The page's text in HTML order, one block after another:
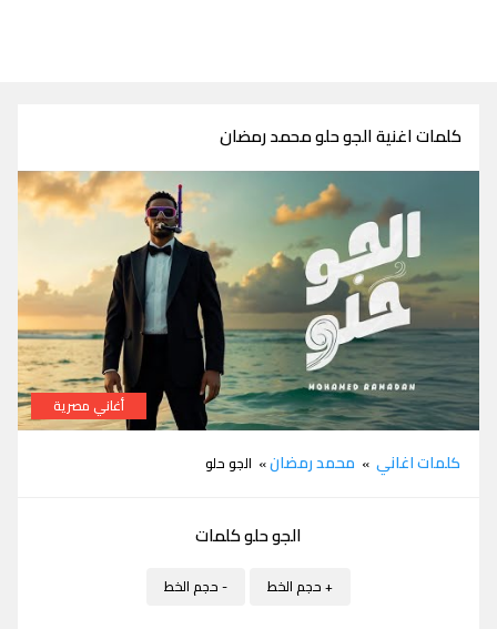
كلمات اغنية الجو حلو محمد رمضان
أغاني مصرية
كلمات اغاني » محمد رمضان» الجو حلو
الجو حلو كلمات
+ حجم الخط - حجم الخط